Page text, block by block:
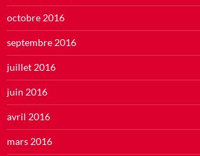
octobre 2016
septembre 2016
juillet 2016
juin 2016
avril 2016
mars 2016